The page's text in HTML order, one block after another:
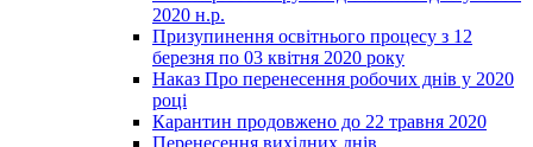
2020 н.р.
Призупинення освітнього процесу з 12
березня по 03 квітня 2020 року
Наказ Про перенесення робочих днів у 2020
році
Карантин продовжено до 22 травня 2020
Перенесення вихідних днів